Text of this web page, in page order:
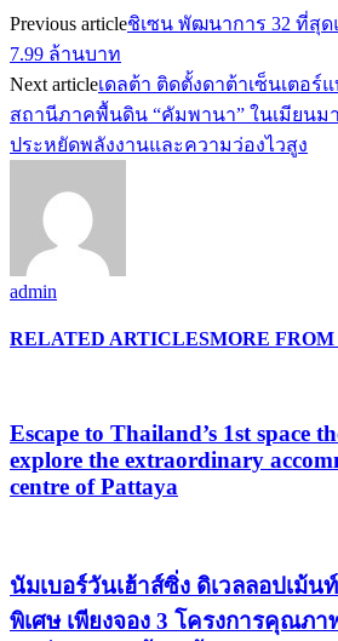
Previous articleชิเซน พัฒนาการ 32 ที่สุด
7.99 ล้านบาท
Next articleเดลต้า ติดตั้งดาต้าเซ็นเตอร์
สถานีภาคพื้นดิน “คัมพานา” ในเมียนม
ประหยัดพลังงานและความว่องไวสูง
admin
RELATED ARTICLESMORE
Escape to Thailand’s 1st space
explore the extraordinary
centre of Pattaya
นัมเบอร์วันเฮ้าส์ซิ่ง ดิเวลลอปเม้น
พิเศษ เพียงจอง 3 โครงการคุณภ